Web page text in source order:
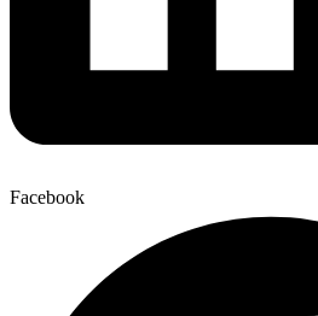
Facebook